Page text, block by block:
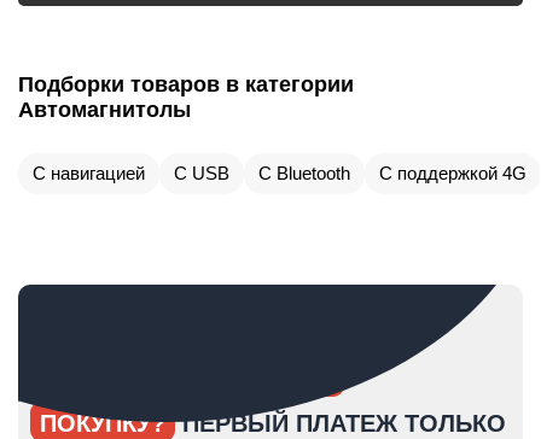
Подборки товаров в категории
Автомагнитолы
С навигацией С USB С Bluetooth С поддержкой 4G
ПОКУПКУ? ПЕРВЫЙ ПЛАТЕЖ ТОЛЬКО